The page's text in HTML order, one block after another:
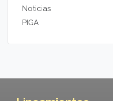
Noticias
PIGA